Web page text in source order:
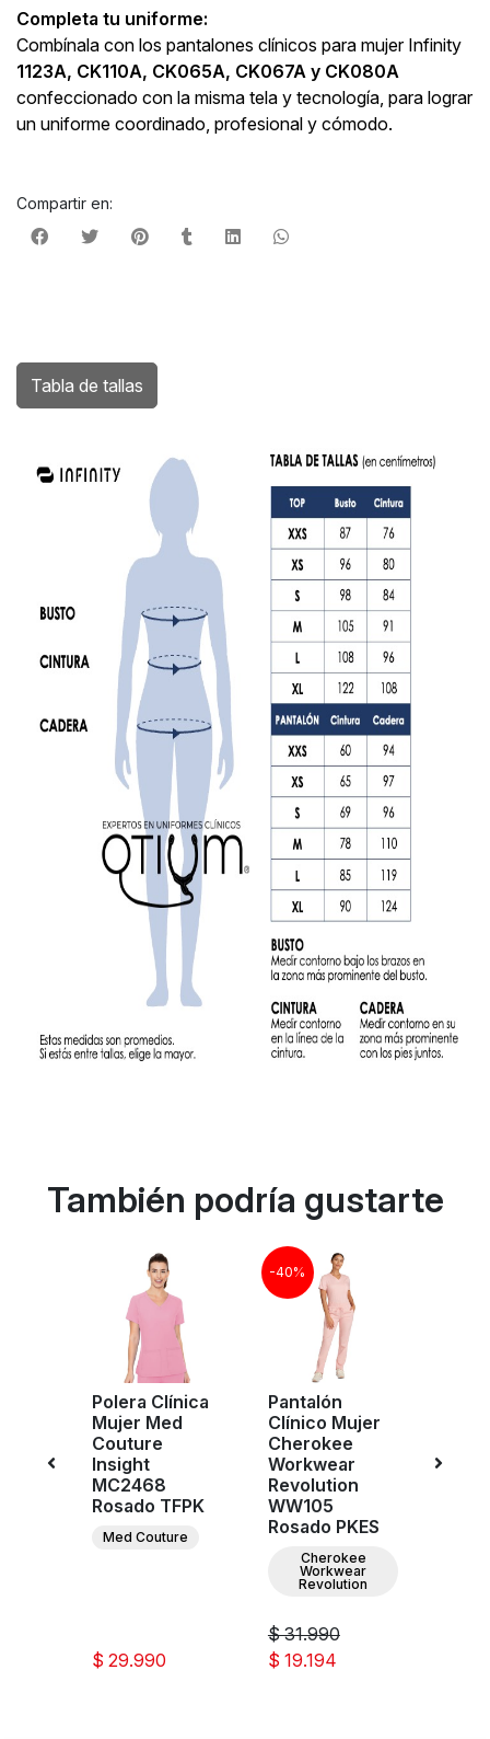
Completa tu uniforme:
Combínala con los pantalones clínicos para mujer Infinity
1123A, CK110A, CK065A, CK067A y CK080A
confeccionado con la misma tela y tecnología, para lograr
un uniforme coordinado, profesional y cómodo.
Compartir en:
Tabla de tallas
También podría gustarte
Polera Clínica
Mujer Med
Couture
Insight
MC2468
Rosado TFPK
Med Couture
$ 29.990
-40%
Pantalón
Clínico Mujer
Cherokee
Workwear
Revolution
WW105
Rosado PKES
Cherokee
Workwear
Revolution
$ 31.990
$ 19.194